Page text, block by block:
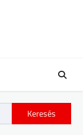
Keresés